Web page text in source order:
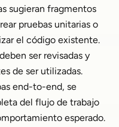
sugieran fragmentos
pruebas unitarias o
el código existente.
ser revisadas y
de ser utilizadas.
end-to-end, se
del flujo de trabajo
esperado.